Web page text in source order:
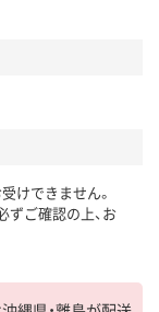
けできません。
ずご確認の上、お